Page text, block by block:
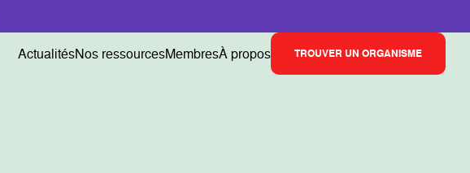
ActualitésNos ressourcesMembresÀ propos TROUVER UN ORGANISME